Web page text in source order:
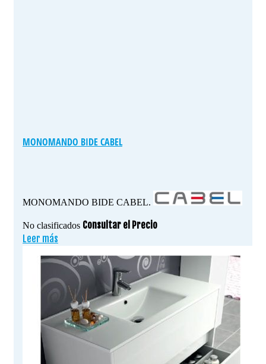
MONOMANDO BIDE CABEL
MONOMANDO BIDE CABEL.
No clasificados Consultar el Precio
Leer más